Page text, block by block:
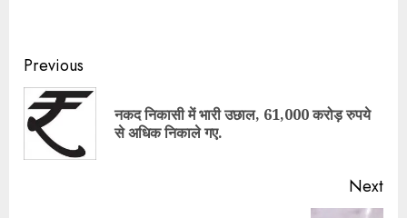
Previous
नकद निकासी में भारी उछाल, 61,000 करोड़ रुपये
से अधिक निकाले गए.
Next